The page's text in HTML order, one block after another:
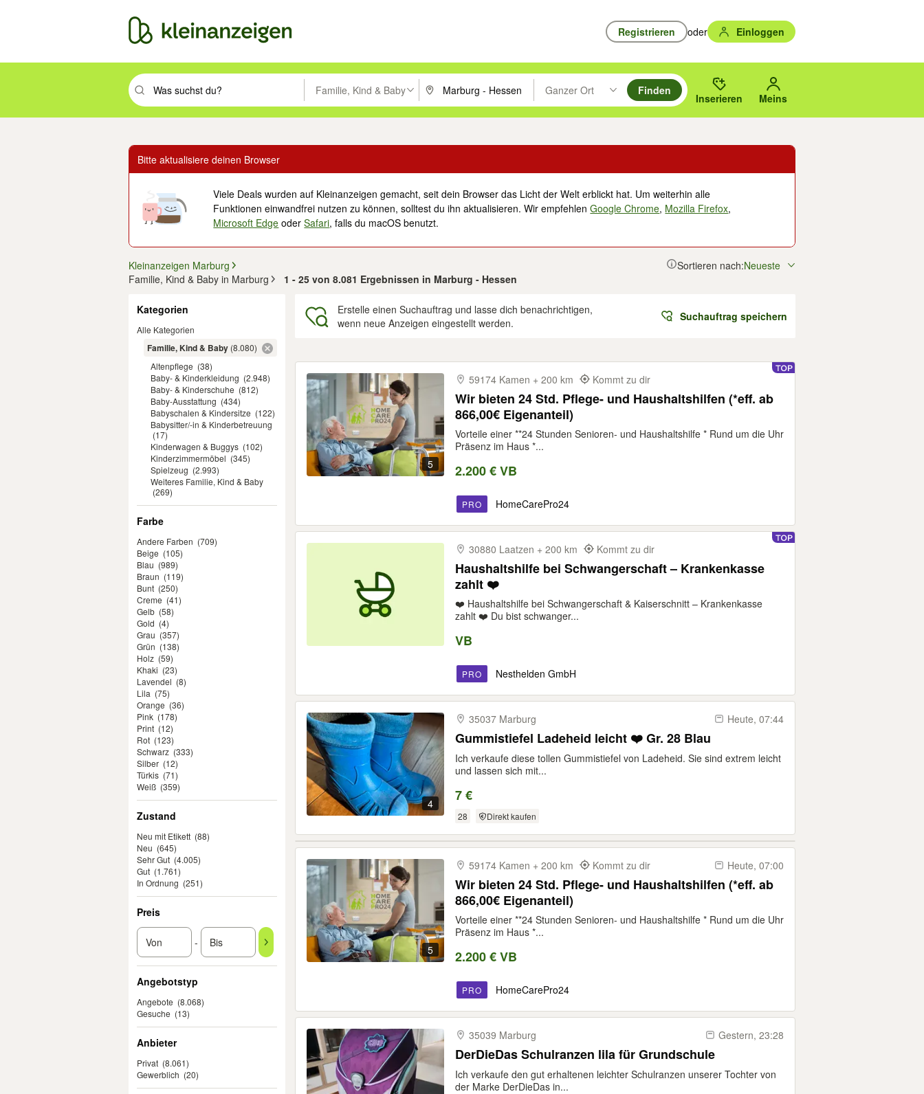
Registrieren oder Einloggen
Suchbegriff eingeben. Eingabetaste drücken um zu suchen, oder Vorschläge mit den Pfeiltasten nach oben/unten durchsuchen und mit Eingabetaste auswählen.
Familie, Kind & Baby PLZ oder Ort eingeben. Eingabetaste drücken um zu suchen, oder Vorschläge mit den Pfeiltasten nach oben/
Ganzer Ort
Suche im Umkreis des gewählten Orts oder PLZ.
Finden
Inserieren Meins
Bitte aktualisiere deinen Browser
Viele Deals wurden auf Kleinanzeigen gemacht, seit dein Browser das Licht der Welt erblickt hat. Um weiterhin alle
Funktionen einwandfrei nutzen zu können, solltest du ihn aktualisieren. Wir empfehlenGoogle Chrome, Mozilla Firefox,
Microsoft Edge oderSafari, falls du macOS benutzt.
Kleinanzeigen Marburg
Familie, Kind & Baby in Marburg
1 - 25 von 8.081 Ergebnissen in Marburg - Hessen
Sortieren nach:Neueste
Kategorien
Alle Kategorien
Familie, Kind & Baby (8.080)
Altenpflege (38)
Baby- & Kinderkleidung (2.948)
Baby- & Kinderschuhe (812)
Baby-Ausstattung (434)
Babyschalen & Kindersitze (122)
Babysitter/-in & Kinderbetreuung
(17)
Kinderwagen & Buggys (102)
Kinderzimmermöbel (345)
Spielzeug (2.993)
Weiteres Familie, Kind & Baby
(269)
Farbe
Andere Farben (709)
Beige (105)
Blau (989)
Braun (119)
Bunt (250)
Creme (41)
Gelb (58)
Gold (4)
Grau (357)
Grün (138)
Holz (59)
Khaki (23)
Lavendel (8)
Lila (75)
Orange (36)
Pink (178)
Print (12)
Rot (123)
Schwarz (333)
Silber (12)
Türkis (71)
Weiß (359)
Zustand
Neu mit Etikett (88)
Neu (645)
Sehr Gut (4.005)
Gut (1.761)
In Ordnung (251)
Preis
-
Angebotstyp
Angebote (8.068)
Gesuche (13)
Anbieter
Privat (8.061)
Gewerblich (20)
Erstelle einen Suchauftrag und lasse dich benachrichtigen,
wenn neue Anzeigen eingestellt werden.
Suchauftrag speichern
5
59174 Kamen + 200 km Kommt zu dir
Wir bieten 24 Std. Pflege- und Haushaltshilfen (*eff. ab
866,00€ Eigenanteil)
Vorteile einer **24 Stunden Senioren- und Haushaltshilfe * Rund um die Uhr
Präsenz im Haus *...
2.200 € VB
PRO HomeCarePro24
30880 Laatzen + 200 km Kommt zu dir
Haushaltshilfe bei Schwangerschaft – Krankenkasse
zahlt ❤️
❤️ Haushaltshilfe bei Schwangerschaft & Kaiserschnitt – Krankenkasse
zahlt ❤️ Du bist schwanger...
VB
PRO Nesthelden GmbH
4
35037 Marburg Heute, 07:44
Gummistiefel Ladeheid leicht ❤️ Gr. 28 Blau
Ich verkaufe diese tollen Gummistiefel von Ladeheid. Sie sind extrem leicht
und lassen sich mit...
7 €
28 Direkt kaufen
5
59174 Kamen + 200 km Kommt zu dir Heute, 07:00
Wir bieten 24 Std. Pflege- und Haushaltshilfen (*eff. ab
866,00€ Eigenanteil)
Vorteile einer **24 Stunden Senioren- und Haushaltshilfe * Rund um die Uhr
Präsenz im Haus *...
2.200 € VB
PRO HomeCarePro24
35039 Marburg Gestern, 23:28
DerDieDas Schulranzen lila für Grundschule
Ich verkaufe den gut erhaltenen leichter Schulranzen unserer Tochter von
der Marke DerDieDas in...